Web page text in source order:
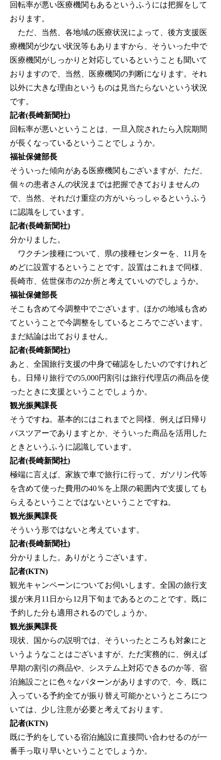
回転率が悪い医療機関もあるというふうには把握をして
おります。
ただ、当然、各地域の医療状況によって、後方支援医
療機関が少ない状況等もありますから、そういった中で
医療機関がしっかりと対応しているということも聞いて
おりますので、当然、医療機関の判断になります。それ
以外に大きな理由というものは見当たらないという状況
です。
記者(長崎新聞社)
回転率が悪いということは、一旦入院されたら入院期間
が長くなっているということでしょうか。
福祉保健部長
そういった傾向がある医療機関もございますが、ただ、
個々の患者さんの状況までは把握できておりませんの
で、当然、それだけ重症の方がいらっしゃるというふう
に認識をしています。
記者(長崎新聞社)
分かりました。
ワクチン接種について、県の接種センターを、11月を
めどに設置するということです。設置はこれまで同様、
長崎市、佐世保市の2か所と考えていいのでしょうか。
福祉保健部長
そこも含めて今調整中でございます。ほかの地域も含め
てということで今調整をしているところでございます。
まだ結論は出ておりません。
記者(長崎新聞社)
あと、全国旅行支援の中身で確認をしたいのですけれど
も。日帰り旅行での5,000円割引は旅行代理店の商品を使
ったときに支援ということでしょうか。
観光振興課長
そうですね。基本的にはこれまでと同様、例えば日帰り
バスツアーでありますとか、そういった商品を活用した
ときというふうに認識しています。
記者(長崎新聞社)
極端に言えば、家族で車で旅行に行って、ガソリン代等
を含めて使った費用の40％を上限の範囲内で支援しても
らえるということではないということですね。
観光振興課長
そういう形ではないと考えています。
記者(長崎新聞社)
分かりました。ありがとうございます。
記者(KTN)
観光キャンペーンについてお伺いします。全国の旅行支
援が来月11日から12月下旬まであるとのことです。既に
予約した分も適用されるのでしょうか。
観光振興課長
現状、国からの説明では、そういったところも対象にと
いうようなことはございますが、ただ実務的に、例えば
早期の割引の商品や、システム上対応できるのか等、宿
泊施設ごとに色々なパターンがありますので、今、既に
入っている予約全てが振り替え可能かというところにつ
いては、少し注意が必要と考えております。
記者(KTN)
既に予約をしている宿泊施設に直接問い合わせるのが一
番手っ取り早いということでしょうか。